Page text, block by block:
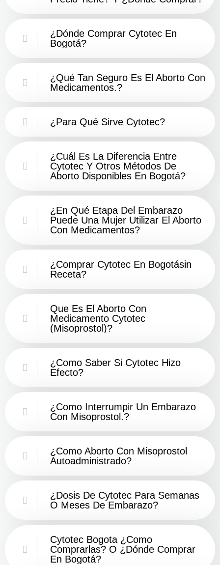
¿Dónde Comprar Cytotec En
Bogotá?
¿Qué Tan Seguro Es El Aborto Con
Medicamentos.?
¿Para Qué Sirve Cytotec?
¿Cuál Es La Diferencia Entre
Cytotec Y Otros Métodos De
Aborto Disponibles En Bogotá?
¿En Qué Etapa Del Embarazo
Puede Una Mujer Utilizar El Aborto
Con Medicamentos?
¿Comprar Cytotec En Bogotásin
Receta?
Que Es El Aborto Con
Medicamento Cytotec
(misoprostol)?
¿Como Saber Si Cytotec Hizo
Efecto?
¿como Interrumpir Un Embarazo
Con Misoprostol.?
¿Como Aborto Con Misoprostol
Autoadministrado?
¿Dosis De Cytotec Para Semanas
O Meses De Embarazo?
Cytotec Bogota ¿Como
Comprarlas? O ¿Dónde Comprar
En Bogotá?